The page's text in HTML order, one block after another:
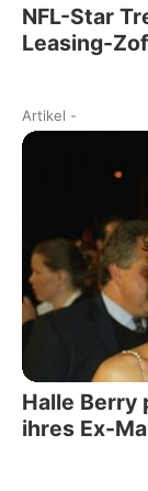
NFL-Star
Leasing-
Artikel -
Halle Berry
ihres Ex-